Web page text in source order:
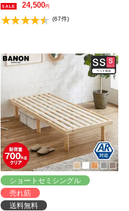
アルデヒド バノン【AR】
24,500円
(67件)
ショートセミシングル
売れ筋
送料無料